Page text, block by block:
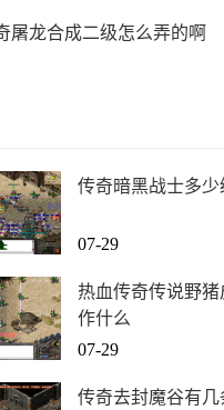
屠龙合成二级怎么弄的啊
传奇暗黑战士多少
07-29
热血传奇传说野猪
作什么
07-29
传奇去封魔谷有几